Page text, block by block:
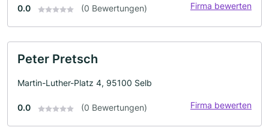
0.0 (0 Bewertungen) Firma bewerten
Peter Pretsch
Martin-Luther-Platz 4, 95100 Selb
0.0 (0 Bewertungen) Firma bewerten